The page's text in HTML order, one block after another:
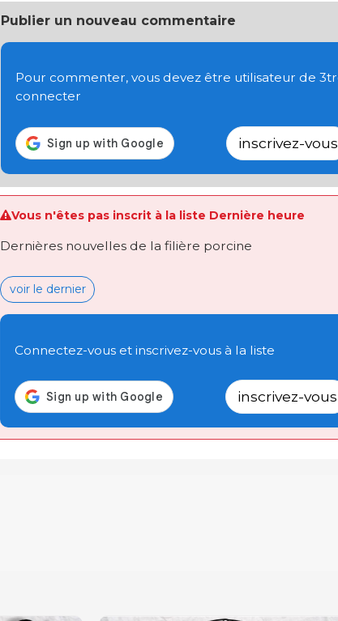
Publier un nouveau commentaire
Pour commenter, vous devez être utilisateur de
connecter
inscrivez-vous
Vous n'êtes pas inscrit à la liste Dernière heure
Dernières nouvelles de la filière porcine
voir le dernier
Connectez-vous et inscrivez-vous à la liste
inscrivez-vous